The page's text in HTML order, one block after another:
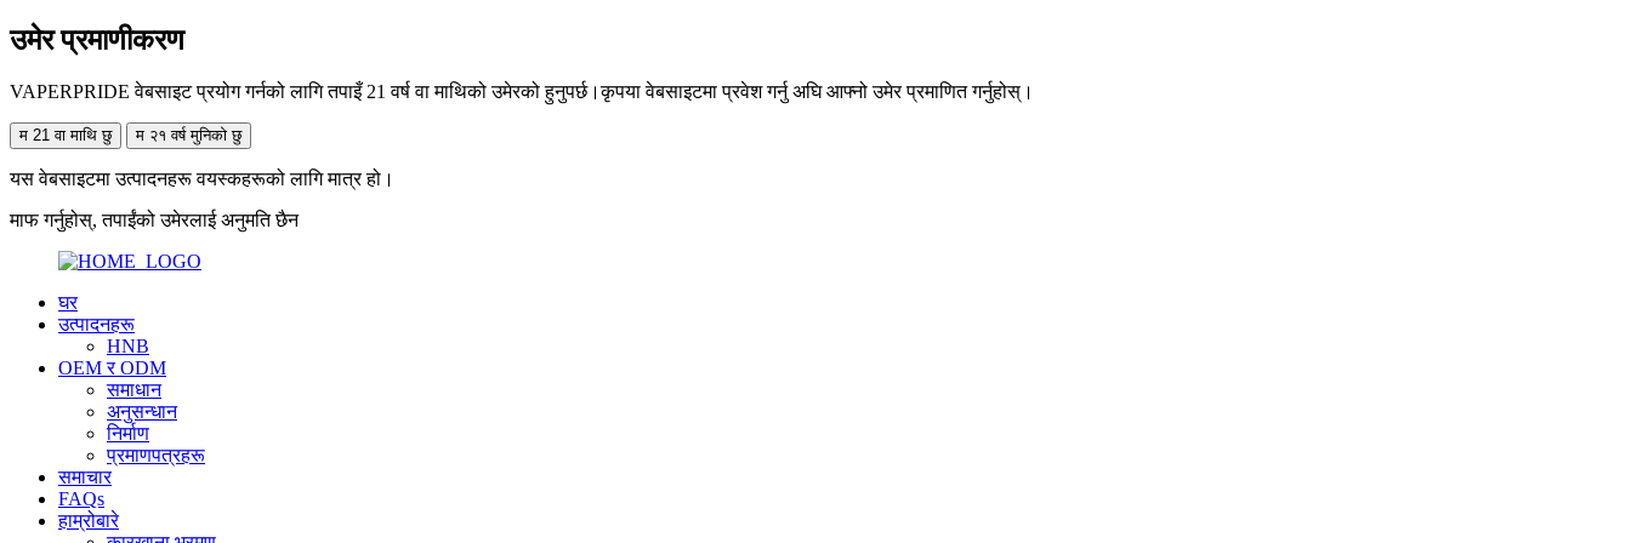
उमेर प्रमाणीकरण
VAPERPRIDE वेबसाइट प्रयोग गर्नको लागि तपाइँ 21 वर्ष वा माथिको उमेरको हुनुपर्छ।कृपया वेबसाइटमा प्रवेश गर्नु अघि आफ्नो उमेर प्रमाणित गर्नुहोस्।
म 21 वा माथि छु म २१ वर्ष मुनिको छु
यस वेबसाइटमा उत्पादनहरू वयस्कहरूको लागि मात्र हो।
माफ गर्नुहोस्, तपाईंको उमेरलाई अनुमति छैन
घर
उत्पादनहरू
HNB
OEM र ODM
समाधान
अनुसन्धान
निर्माण
प्रमाणपत्रहरू
समाचार
FAQs
हाम्रोबारे